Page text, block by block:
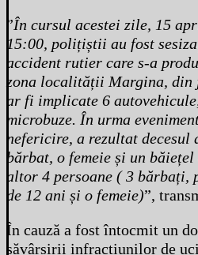
”În cursul acestei zile, 15
15:00, polițiștii au fost
accident rutier care s-a
zona localității Margina, din
ar fi implicate 6
microbuze. În urma
nefericire, a rezultat decesul
bărbat, o femeie și un
altor 4 persoane ( 3 bărbați,
de 12 ani și o femeie)”,
În cauză a fost întocmit un
săvârșirii infracțiunilor de